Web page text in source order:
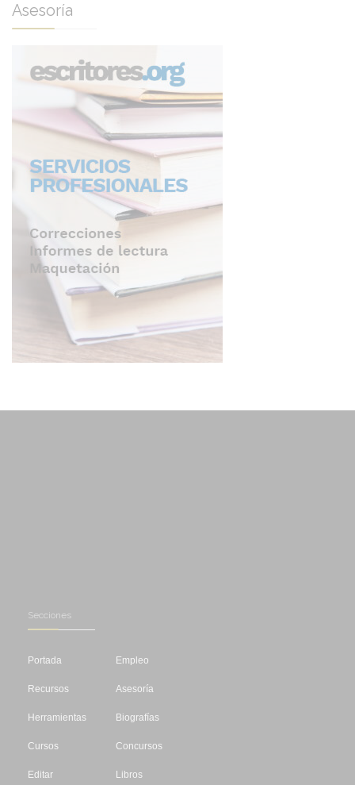
Asesoría
Secciones
Portada
Recursos
Herramientas
Cursos
Editar
Empleo
Asesoría
Biografías
Concursos
Libros